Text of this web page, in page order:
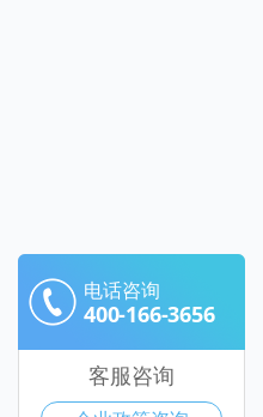
电话咨询
400-166-3656
客服咨询